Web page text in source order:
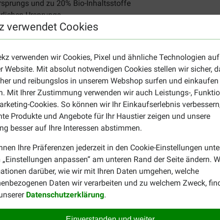
verwendet Cookies
verwenden wir Cookies, Pixel und ähnliche Technologien auf
Website. Mit absolut notwendigen Cookies stellen wir sicher,
und reibungslos in unserem Webshop surfen und einkaufen
Mit Ihrer Zustimmung verwenden wir auch Leistungs-,
Cookies. So können wir Ihr Einkaufserlebnis
Produkte und Angebote für Ihr Haustier zeigen und unsere
besser auf Ihre Interessen abstimmen.
Ihre Präferenzen jederzeit in den Cookie-Einstellungen
„Einstellungen anpassen“ am unteren Rand der Seite ändern.
darüber, wie wir mit Ihren Daten umgehen, welche
Daten wir verarbeiten und zu welchem Zweck,
Datenschutzerklärung.
und zu 20% Bio-Inhaltsstoffe
Ursprungs
für Ihren Vierbeiner? Wir haben zum Beispiel auch
Sie doch einfach auf unserer Übersichtsseite für
Leistungsverhältnis:
MvdV
09-08-2023